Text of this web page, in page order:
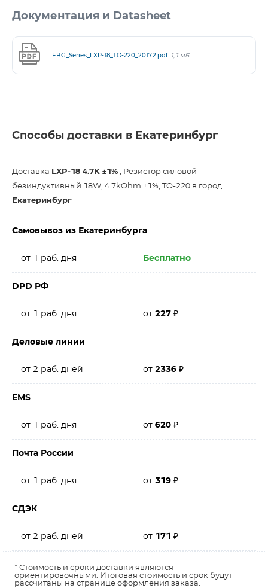
Документация и Datasheet
EBG_Series_LXP-18_TO-220_2017.2.pdf 1,1 мБ
Способы доставки в Екатеринбург
Доставка LXP-18 4.7K ±1% , Резистор силовой
безиндуктивный 18W, 4.7kOhm ±1%, TO-220 в город
Екатеринбург
Самовывоз из Екатеринбурга
от 1 раб. дня Бесплатно
DPD РФ
от 1 раб. дня от 227 ₽
Деловые линии
от 2 раб. дней от 2336 ₽
EMS
от 1 раб. дня от 620 ₽
Почта России
от 1 раб. дня от 319 ₽
СДЭК
от 2 раб. дней от 171 ₽
* Стоимость и сроки доставки являются
ориентировочными. Итоговая стоимость и срок будут
рассчитаны на странице оформления заказа.